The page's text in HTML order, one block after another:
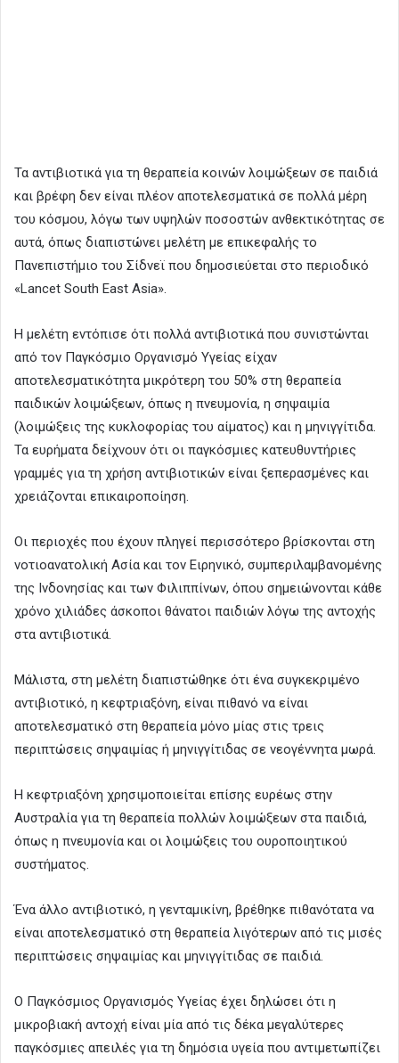
Τα αντιβιοτικά για τη θεραπεία κοινών λοιμώξεων σε παιδιά
και βρέφη δεν είναι πλέον αποτελεσματικά σε πολλά μέρη
του κόσμου, λόγω των υψηλών ποσοστών ανθεκτικότητας σε
αυτά, όπως διαπιστώνει μελέτη με επικεφαλής το
Πανεπιστήμιο του Σίδνεϊ που δημοσιεύεται στο περιοδικό
«Lancet South East Asia».
Η μελέτη εντόπισε ότι πολλά αντιβιοτικά που συνιστώνται
από τον Παγκόσμιο Οργανισμό Υγείας είχαν
αποτελεσματικότητα μικρότερη του 50% στη θεραπεία
παιδικών λοιμώξεων, όπως η πνευμονία, η σηψαιμία
(λοιμώξεις της κυκλοφορίας του αίματος) και η μηνιγγίτιδα.
Τα ευρήματα δείχνουν ότι οι παγκόσμιες κατευθυντήριες
γραμμές για τη χρήση αντιβιοτικών είναι ξεπερασμένες και
χρειάζονται επικαιροποίηση.
Οι περιοχές που έχουν πληγεί περισσότερο βρίσκονται στη
νοτιοανατολική Ασία και τον Ειρηνικό, συμπεριλαμβανομένης
της Ινδονησίας και των Φιλιππίνων, όπου σημειώνονται κάθε
χρόνο χιλιάδες άσκοποι θάνατοι παιδιών λόγω της αντοχής
στα αντιβιοτικά.
Μάλιστα, στη μελέτη διαπιστώθηκε ότι ένα συγκεκριμένο
αντιβιοτικό, η κεφτριαξόνη, είναι πιθανό να είναι
αποτελεσματικό στη θεραπεία μόνο μίας στις τρεις
περιπτώσεις σηψαιμίας ή μηνιγγίτιδας σε νεογέννητα μωρά.
Η κεφτριαξόνη χρησιμοποιείται επίσης ευρέως στην
Αυστραλία για τη θεραπεία πολλών λοιμώξεων στα παιδιά,
όπως η πνευμονία και οι λοιμώξεις του ουροποιητικού
συστήματος.
Ένα άλλο αντιβιοτικό, η γενταμικίνη, βρέθηκε πιθανότατα να
είναι αποτελεσματικό στη θεραπεία λιγότερων από τις μισές
περιπτώσεις σηψαιμίας και μηνιγγίτιδας σε παιδιά.
Ο Παγκόσμιος Οργανισμός Υγείας έχει δηλώσει ότι η
μικροβιακή αντοχή είναι μία από τις δέκα μεγαλύτερες
παγκόσμιες απειλές για τη δημόσια υγεία που αντιμετωπίζει